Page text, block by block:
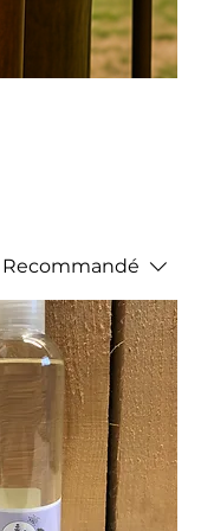
Recommandé